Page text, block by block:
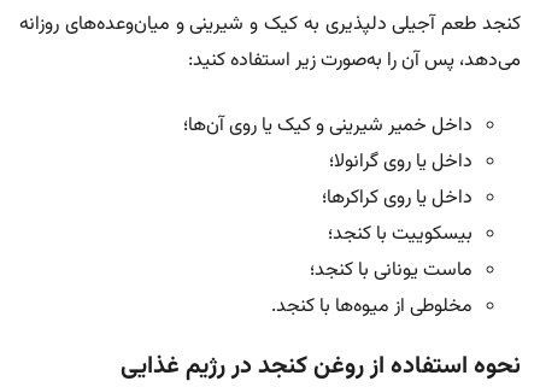
کنجد طعم آجیلی دلپذیری به کیک و شیرینی و میان‌وعده‌های روزانه
می‌دهد، پس آن را به‌صورت زیر استفاده کنید:
داخل خمیر شیرینی و کیک یا روی آن‌ها؛
داخل یا روی گرانولا؛
داخل یا روی کراکر‌ها؛
بیسکوییت با کنجد؛
ماست یونانی با کنجد؛
مخلوطی از میوه‌ها با کنجد.
نحوه استفاده از روغن کنجد در رژیم غذایی